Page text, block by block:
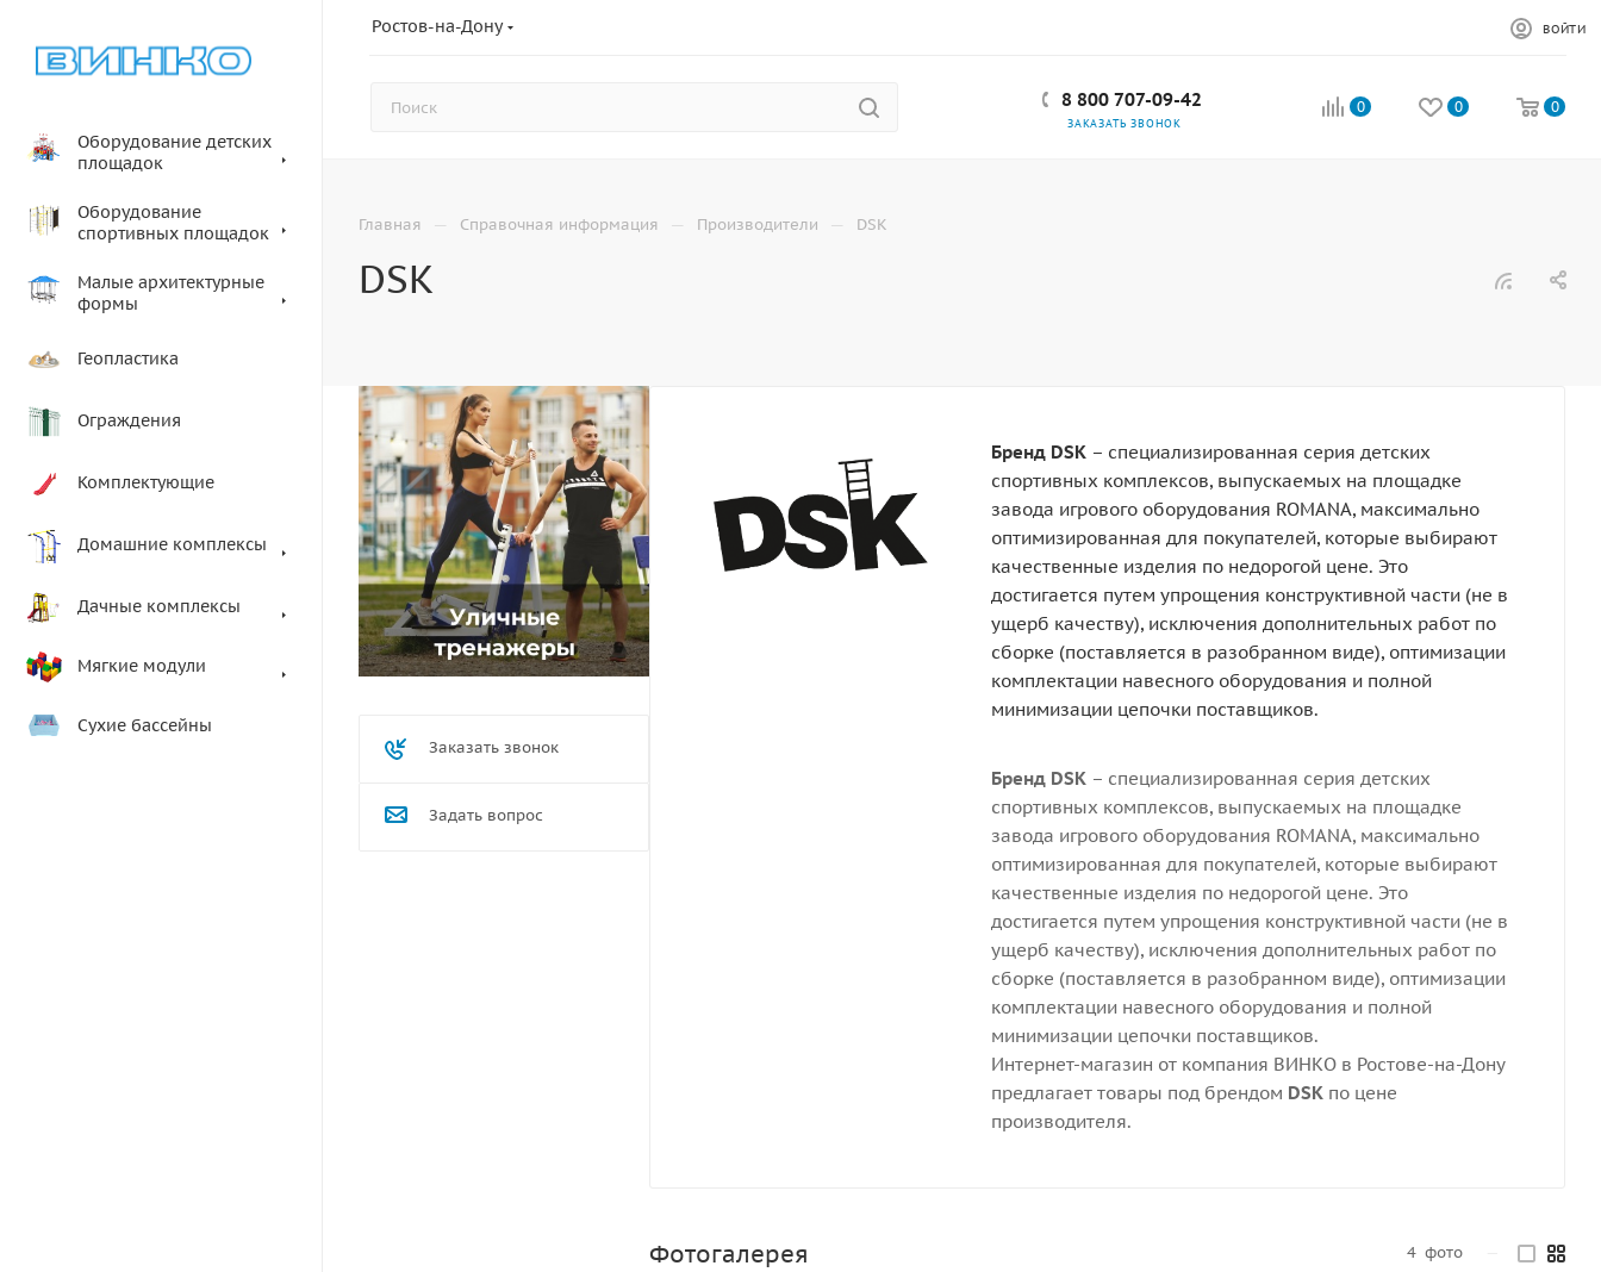
Ростов-на-Дону ВОЙТИ
8 800 707-09-42
ЗАКАЗАТЬ ЗВОНОК
0 0 0
Оборудование детских
площадок
Оборудование
спортивных площадок
Малые архитектурные
формы
Геопластика
Ограждения
Комплектующие
Домашние комплексы
Дачные комплексы
Мягкие модули
Сухие бассейны
Главная — Справочная информация — Производители — DSK
DSK
Бренд DSK – специализированная серия детских
спортивных комплексов, выпускаемых на площадке
завода игрового оборудования ROMANA, максимально
оптимизированная для покупателей, которые выбирают
качественные изделия по недорогой цене. Это
достигается путем упрощения конструктивной части (не в
ущерб качеству), исключения дополнительных работ по
сборке (поставляется в разобранном виде), оптимизации
комплектации навесного оборудования и полной
минимизации цепочки поставщиков.
Бренд DSK – специализированная серия детских
спортивных комплексов, выпускаемых на площадке
завода игрового оборудования ROMANA, максимально
оптимизированная для покупателей, которые выбирают
качественные изделия по недорогой цене. Это
достигается путем упрощения конструктивной части (не в
ущерб качеству), исключения дополнительных работ по
сборке (поставляется в разобранном виде), оптимизации
комплектации навесного оборудования и полной
минимизации цепочки поставщиков.
Интернет-магазин от компания ВИНКО в Ростове-на-Дону
предлагает товары под брендом DSK по цене
производителя.
Фотогалерея 4 фото
Заказать звонок
Задать вопрос